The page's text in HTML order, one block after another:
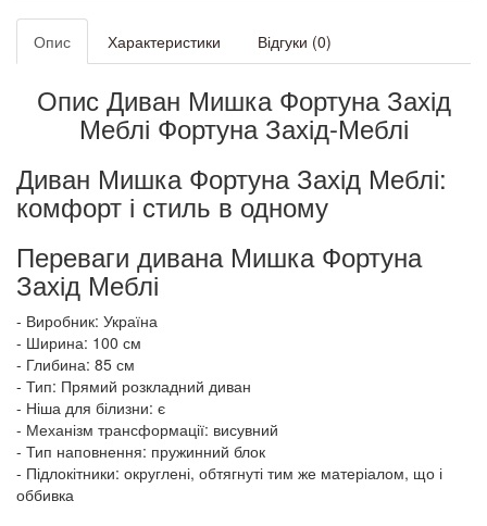
Опис Характеристики Відгуки (0)
Опис Диван Мишка Фортуна Захід
Меблі Фортуна Захід-Меблі
Диван Мишка Фортуна Захід Меблі:
комфорт і стиль в одному
Переваги дивана Мишка Фортуна
Захід Меблі
- Виробник: Україна
- Ширина: 100 см
- Глибина: 85 см
- Тип: Прямий розкладний диван
- Ніша для білизни: є
- Механізм трансформації: висувний
- Тип наповнення: пружинний блок
- Підлокітники: округлені, обтягнуті тим же матеріалом, що і
оббивка